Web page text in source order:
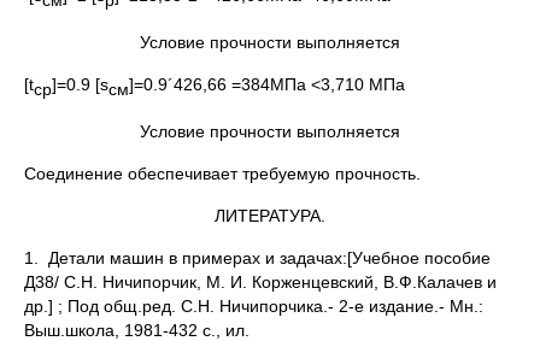
Условие прочности выполняется
[tср]=0.9 [sсм]=0.9´426,66 =384МПа <3,710 МПа
Условие прочности выполняется
Соединение обеспечивает требуемую прочность.
ЛИТЕРАТУРА.
1. Детали машин в примерах и задачах:[Учебное пособие
Д38/ С.Н. Ничипорчик, М. И. Корженцевский, В.Ф.Калачев и
др.] ; Под общ.ред. С.Н. Ничипорчика.- 2-е издание.- Мн.:
Выш.школа, 1981-432 с., ил.